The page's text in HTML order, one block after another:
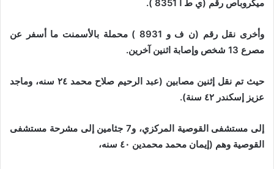
ميكروباص رقم (ي ط أ 8351 ).
وأخرى نقل رقم (ن ف و 8931 ) محملة بالأسمنت ما أسفر عن
مصرع 13 شخص وإصابة اثنين آخرين.
حيث تم نقل إثنين مصابين (عبد الرحيم صلاح محمد ٢٤ سنه، وماجد
عزيز إسكندر ٤٢ سنة).
إلى مستشفى القوصية المركزي، و7 جثامين إلى مشرحة مستشفى
القوصية وهم (إيمان محمد محمدين ٤٠ سنه،